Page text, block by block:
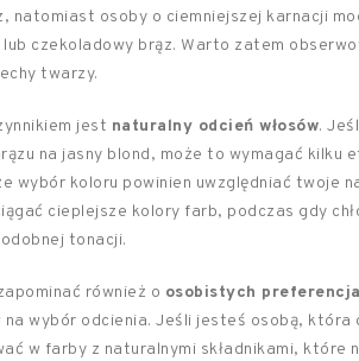
natomiast osoby o ciemniejszej karnacji
lub czekoladowy brąz. Warto zatem
twarzy.
jest naturalny odcień włosów.
na jasny blond, może to wymagać
wybór koloru powinien uwzględniać twoje
cieplejsze kolory farb, podczas gdy
tonacji.
również o osobistych
na wybór odcienia. Jeśli jesteś osobą,
w farby z naturalnymi składnikami, które